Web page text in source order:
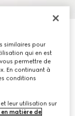
similaires pour
qui en est
permettre de
En continuant à
conditions
leur utilisation sur
matière de